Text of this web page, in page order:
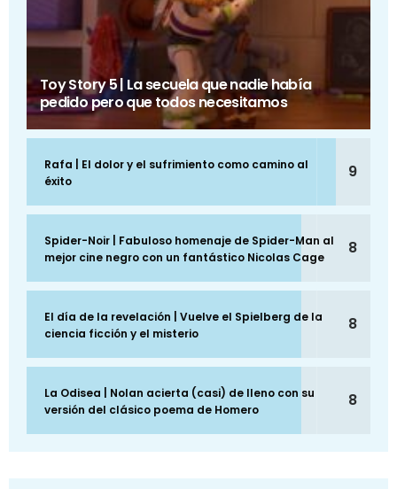
Toy Story 5 | La secuela que nadie había
pedido pero que todos necesitamos
Rafa | El dolor y el sufrimiento como camino al
éxito
9
Spider-Noir | Fabuloso homenaje de Spider-Man al
mejor cine negro con un fantástico Nicolas Cage
8
El día de la revelación | Vuelve el Spielberg de la
ciencia ficción y el misterio
8
La Odisea | Nolan acierta (casi) de lleno con su
versión del clásico poema de Homero
8